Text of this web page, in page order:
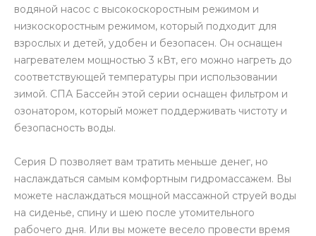
водяной насос с высокоскоростным режимом и
низкоскоростным режимом, который подходит для
взрослых и детей, удобен и безопасен. Он оснащен
нагревателем мощностью 3 кВт, его можно нагреть до
соответствующей температуры при использовании
зимой. СПА Бассейн этой серии оснащен фильтром и
озонатором, который может поддерживать чистоту и
безопасность воды.
Серия D позволяет вам тратить меньше денег, но
наслаждаться самым комфортным гидромассажем. Вы
можете наслаждаться мощной массажной струей воды
на сиденье, спину и шею после утомительного
рабочего дня. Или вы можете весело провести время